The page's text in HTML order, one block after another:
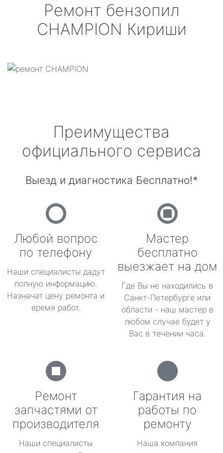
Ремонт бензопил
CHAMPION Кириши
Преимущества
официального сервиса
Выезд и диагностика Бесплатно!*
Любой вопрос
по телефону
Наши специалисты дадут
полную информацию.
Назначат цену ремонта и
время работ.
Мастер
бесплатно
выезжает на дом
Где Вы не находились в
Санкт-Петербурге или
области - наш мастер в
любом случае будет у
Вас в течении часа.
Ремонт
запчастями от
производителя
Наши специалисты
Гарантия на
работы по
ремонту
Наша компания